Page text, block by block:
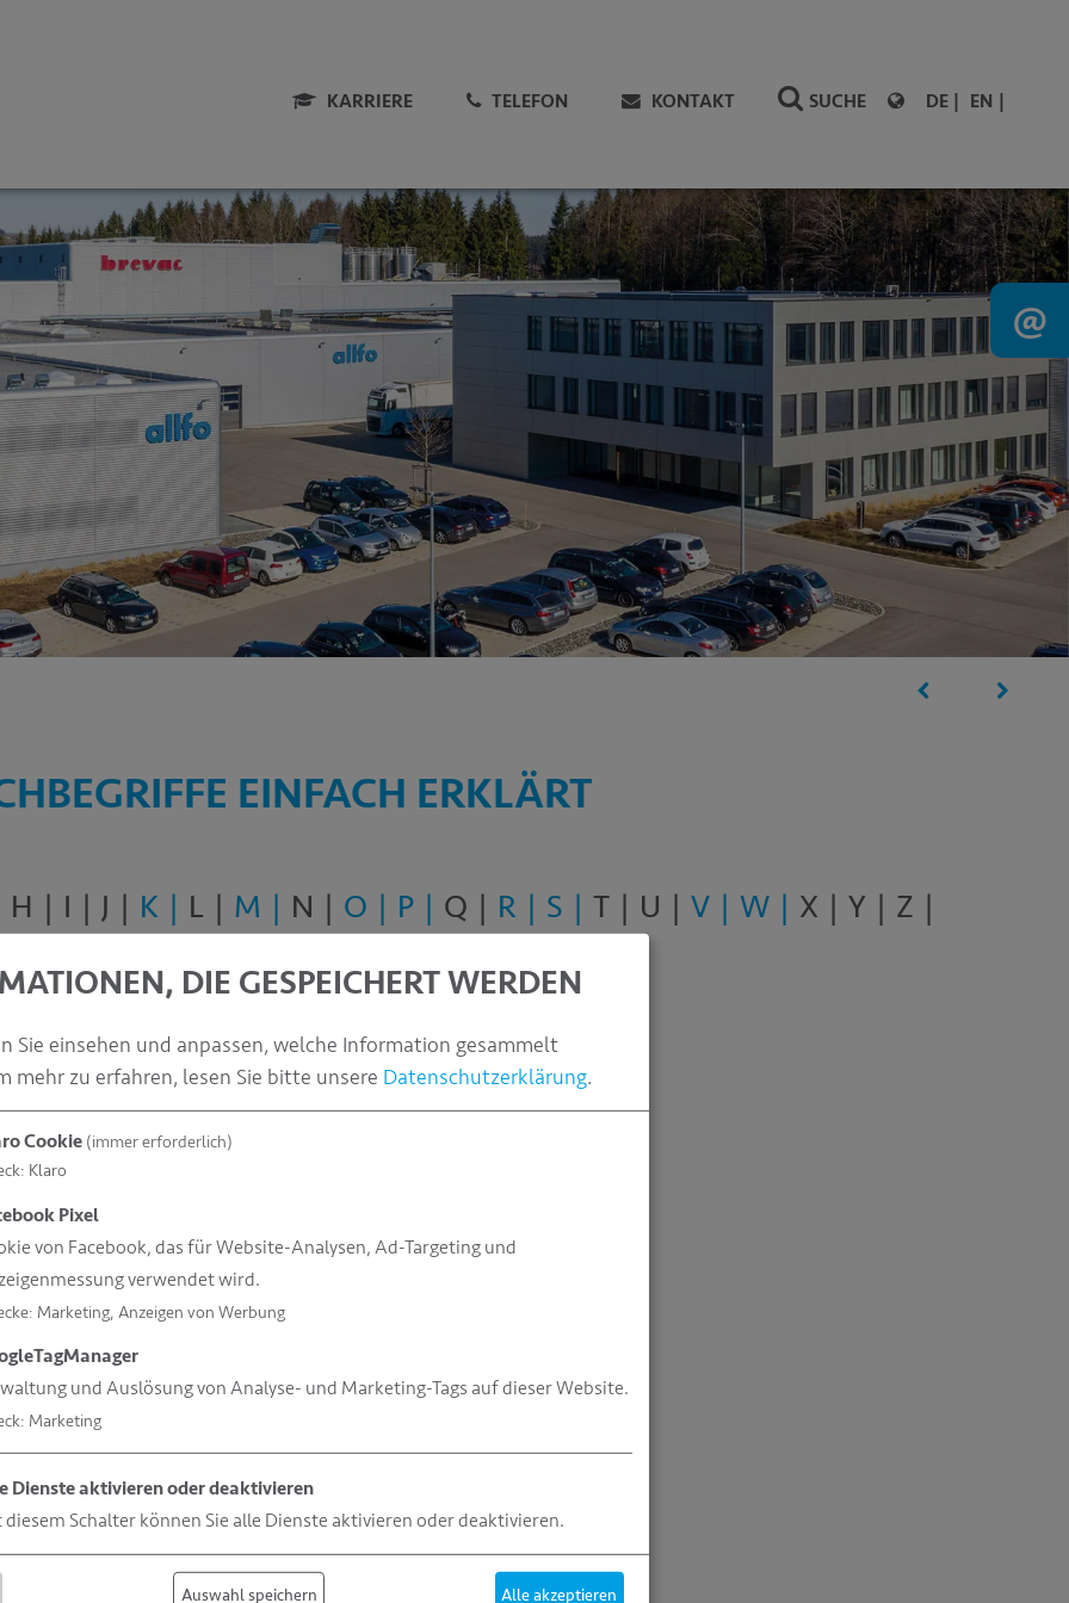
KARRIERE TELEFON KONTAKT SUCHE DE EN
@
EINFACH ERKLÄRT
H I J K L M N O P Q R S T U V W X Y Z
DIE GESPEICHERT WERDEN
Sie einsehen und anpassen, welche Information gesammelt
mehr zu erfahren, lesen Sie bitte unsere Datenschutzerklärung.
Cookie (immer erforderlich)
: Klaro
Pixel
von Facebook, das für Website-Analysen, Ad-Targeting und
verwendet wird.
: Marketing, Anzeigen von Werbung
und Auslösung von Analyse- und Marketing-Tags auf dieser Website.
: Marketing
Dienste aktivieren oder deaktivieren
Schalter können Sie alle Dienste aktivieren oder deaktivieren.
Auswahl speichern Alle akzeptieren